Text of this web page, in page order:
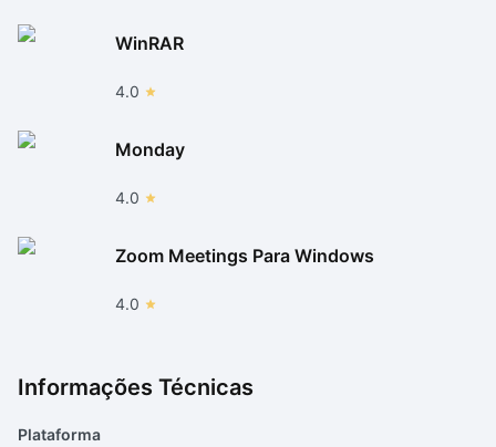
WinRAR
4.0
Monday
4.0
Zoom Meetings Para Windows
4.0
Informações Técnicas
Plataforma